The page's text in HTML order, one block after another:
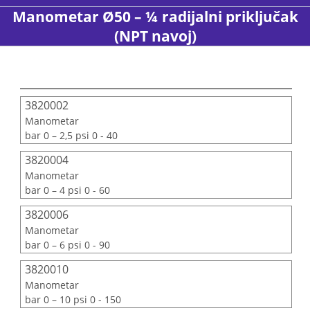
Manometar Ø50 – ¼ radijalni priključak
(NPT navoj)
3820002
Manometar
bar 0 – 2,5 psi 0 - 40
3820004
Manometar
bar 0 – 4 psi 0 - 60
3820006
Manometar
bar 0 – 6 psi 0 - 90
3820010
Manometar
bar 0 – 10 psi 0 - 150